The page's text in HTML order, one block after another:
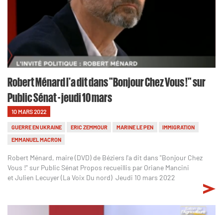
Robert Ménard l'a dit dans "Bonjour Chez Vous !" sur
Public Sénat - jeudi 10 mars
10 MARS 2022
GUERRE EN UKRAINE ERIC ZEMMOUR MARINE LE PEN
IMMIGRATION
EMMANUEL MACRON
Robert Ménard, maire (DVD) de Béziers l'a dit dans "Bonjour Chez
Vous !" sur Public Sénat Propos recueillis par Oriane Mancini
et Julien Lecuyer (La Voix Du nord) Jeudi 10 mars 2022